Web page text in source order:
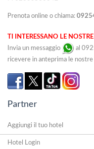
Prenota online o chiama:
TI INTERESSANO LE
Invia un messaggio
al
ricevere in anteprima le
Partner
Aggiungi il tuo hotel
Hotel Login